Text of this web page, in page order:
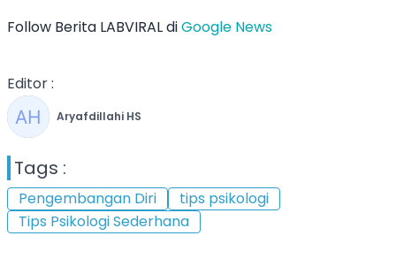
Follow Berita LABVIRAL diGoogle News
Editor :
Aryafdillahi HS
Tags :
Pengembangan Diri
tips psikologi
Tips Psikologi Sederhana